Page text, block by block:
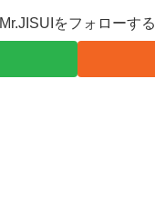
Mr.JISUIをフォローする